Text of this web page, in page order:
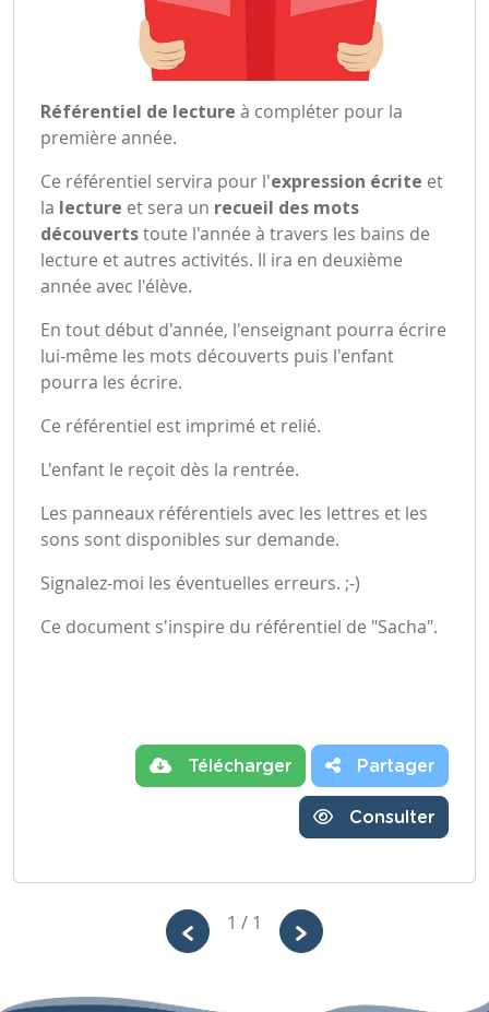
Référentiel de lecture à compléter pour la
première année.
Ce référentiel servira pour l'expression écrite et
la lecture et sera un recueil des mots
découvertstoute l'année à travers les bains de
lecture et autres activités. Il ira en deuxième
année avec l'élève.
En tout début d'année, l'enseignant pourra écrire
lui-même les mots découverts puis l'enfant
pourra les écrire.
Ce référentiel est imprimé et relié.
L'enfant le reçoit dès la rentrée.
Les panneaux référentiels avec les lettres et les
sons sont disponibles sur demande.
Signalez-moi les éventuelles erreurs. ;-)
Ce document s'inspire du référentiel de "Sacha".
Télécharger Partager
Consulter
1 / 1